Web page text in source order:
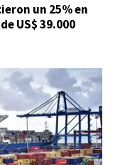
un 25% en
US$ 39.000